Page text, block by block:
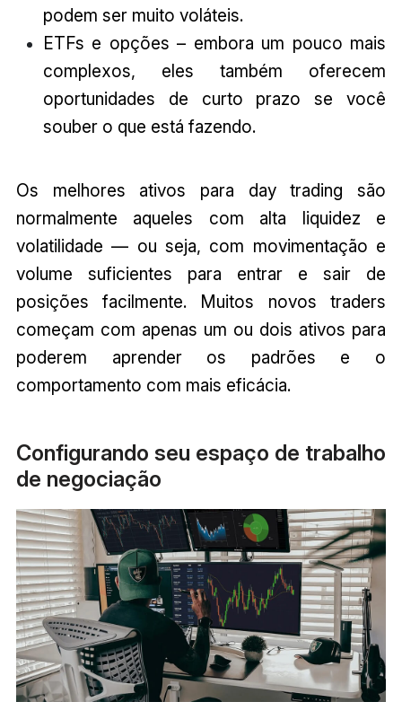
podem ser muito voláteis.
ETFs e opções – embora um pouco mais
complexos, eles também oferecem
oportunidades de curto prazo se você
souber o que está fazendo.
Os melhores ativos para day trading são
normalmente aqueles com alta liquidez e
volatilidade — ou seja, com movimentação e
volume suficientes para entrar e sair de
posições facilmente. Muitos novos traders
começam com apenas um ou dois ativos para
poderem aprender os padrões e o
comportamento com mais eficácia.
Configurando seu espaço de trabalho
de negociação